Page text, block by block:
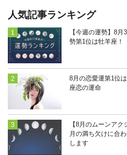
人気記事ランキング
【今週の運勢】8
勢第1位は牡羊座
8月の恋愛運第1位
座恋の運命
【8月のムーンアク
月の満ち欠けに合
します